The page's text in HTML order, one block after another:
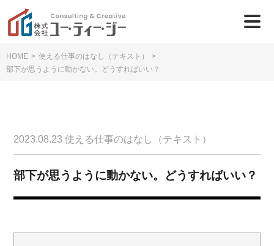
HOME > 使える仕事のはなし（テキスト）
>
部下が思うように動かない。どうすればいい？
2023.08.23使える仕事のはなし（テキスト）
部下が思うように動かない。どうすればいい？